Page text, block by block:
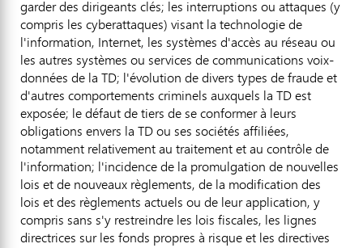
garder des dirigeants clés; les interruptions ou attaques (y
compris les cyberattaques) visant la technologie de
l'information, Internet, les systèmes d'accès au réseau ou
les autres systèmes ou services de communications voix-
données de la TD; l'évolution de divers types de fraude et
d'autres comportements criminels auxquels la TD est
exposée; le défaut de tiers de se conformer à leurs
obligations envers la TD ou ses sociétés affiliées,
notamment relativement au traitement et au contrôle de
l'information; l'incidence de la promulgation de nouvelles
lois et de nouveaux règlements, de la modification des
lois et des règlements actuels ou de leur application, y
compris sans s'y restreindre les lois fiscales, les lignes
directrices sur les fonds propres à risque et les directives